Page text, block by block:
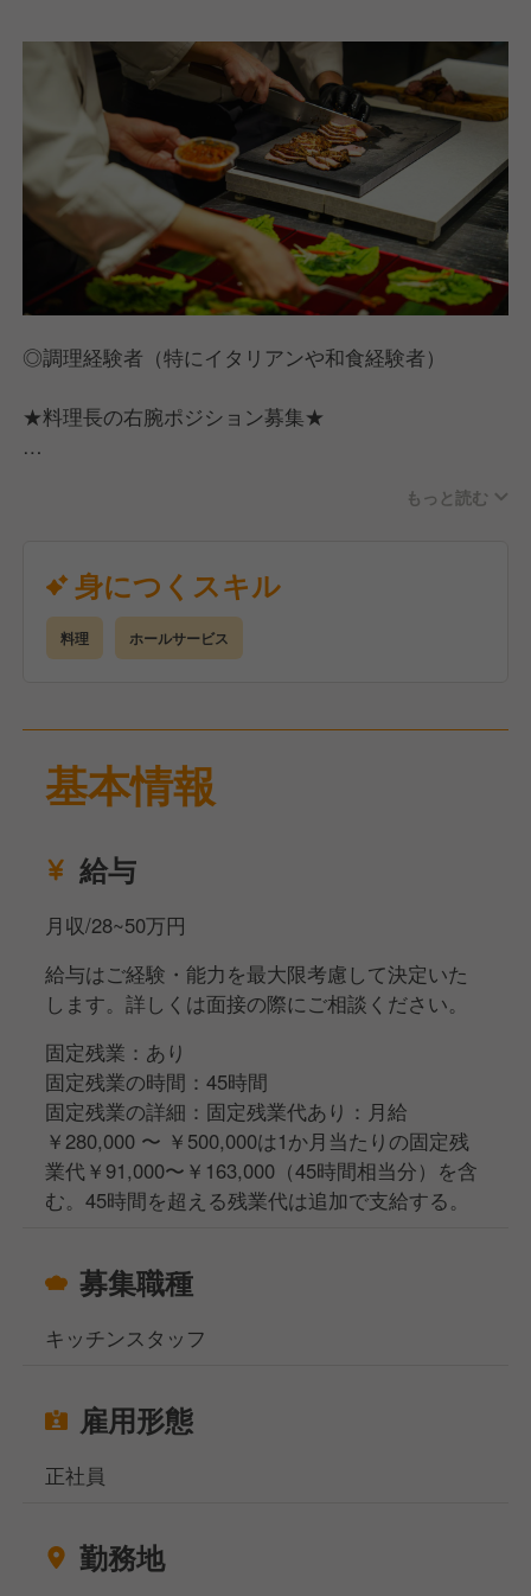
当社が培ってきたインナービューティーの知見を背景
に、食後も思考とカラダが軽やかであることを意識し
たメニュー設計が特長です。
一流の経営者や食通が足繁く通う『麻布 黒しゃり』
同様に、各所からの注目を集めることは必至。高級感
のある内装からコンセプト、サービスに至るまで、す
べてのお客様を魅了します。普段お会いすること
◎調理経験者（特にイタリアンや和食経験者）
★料理長の右腕ポジション募集★
管理や新人教育などもお任せします。「トップではな
目指したい」そんな方に最適な環境です。
・年齢関係なく、責任ある仕事を任される環境で働き
たい方
・健康や美容に興味のある方
・お店のブランディングを勉強したい方
・経営者との人脈を得たい方
・いつかは独立したい方
もっと読む
身につくスキル
料理 ホールサービス
基本情報
給与
月収/28~50万円
給与はご経験・能力を最大限考慮して決定いた
します。詳しくは面接の際にご相談ください。
固定残業：あり
固定残業の時間：45時間
固定残業の詳細：固定残業代あり：月給
￥280,000 〜 ￥500,000は1か月当たりの固定残
業代￥91,000〜￥163,000（45時間相当分）を含
む。45時間を超える残業代は追加で支給する。
募集職種
キッチンスタッフ
雇用形態
正社員
勤務地